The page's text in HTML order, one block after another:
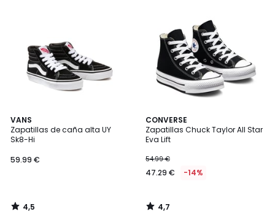
VANS
Zapatillas de caña alta UY
Sk8-Hi
59.99 €
4,5
/ 5
4,5
/
CONVERSE
Zapatillas Chuck Taylor All Star
Eva Lift
54.99 €
47.29 € -14%
4,7
/ 5
4,7
/